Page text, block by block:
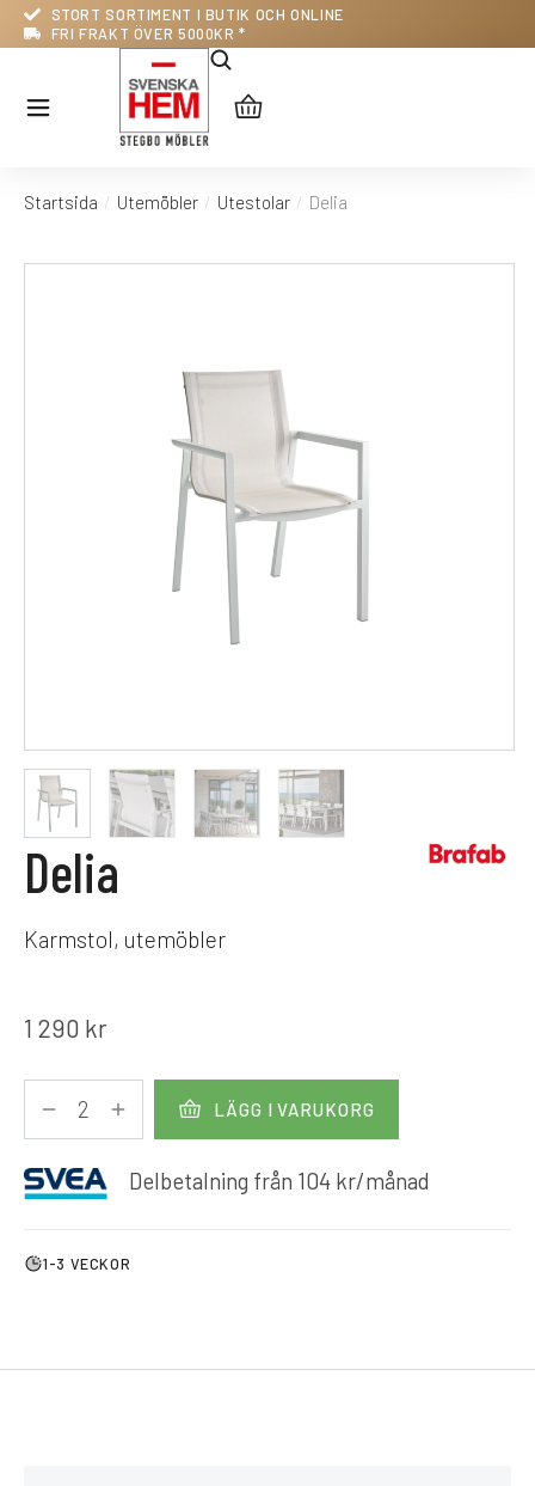
STORT SORTIMENT I BUTIK OCH ONLINE
FRI FRAKT ÖVER 5000KR *
Du är här:
Startsida Utemöbler Utestolar Delia
Delia
Karmstol, utemöbler
1 290 kr
LÄGG I VARUKORG
Delbetalning från 104 kr/månad
1-3 VECKOR